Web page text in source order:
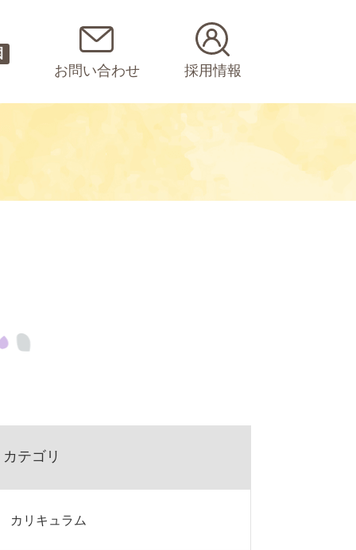
お問い合わせ 採用情報
カテゴリ
カリキュラム